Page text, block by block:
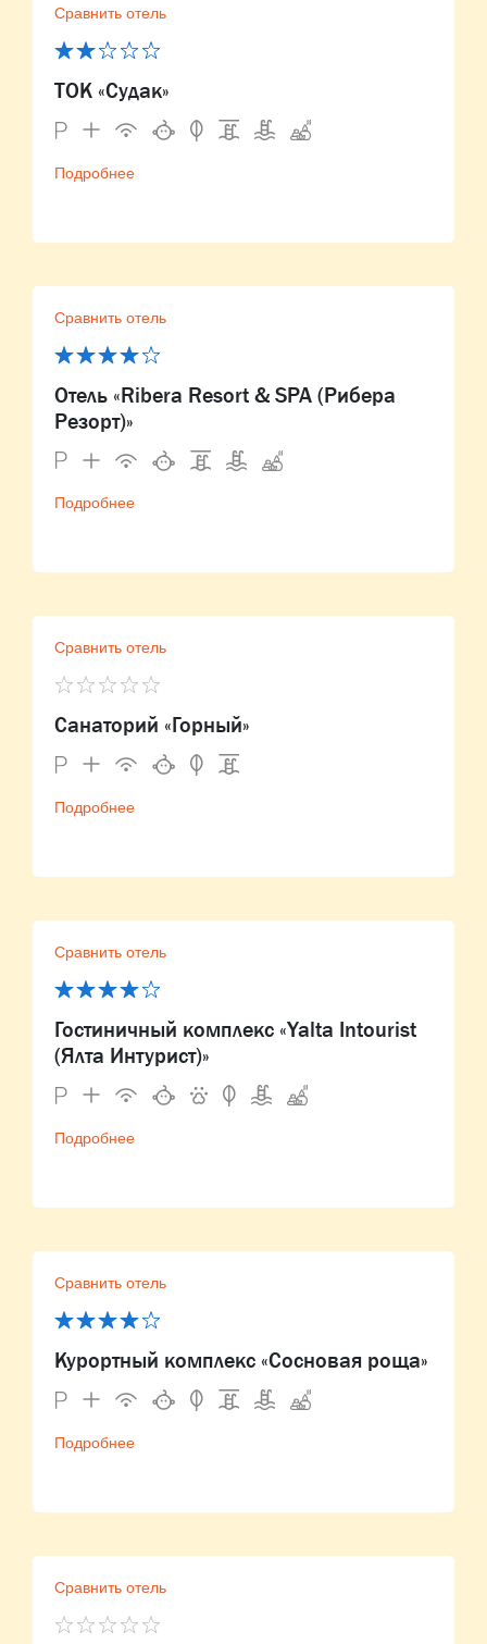
Сравнить отель
ТОК «Судак»
Подробнее
Сравнить отель
Отель «Ribera Resort & SPA (Рибера
Резорт)»
Подробнее
Сравнить отель
Санаторий «Горный»
Подробнее
Сравнить отель
Гостиничный комплекс «Yalta Intourist
(Ялта Интурист)»
Подробнее
Сравнить отель
Курортный комплекс «Сосновая роща»
Подробнее
Сравнить отель